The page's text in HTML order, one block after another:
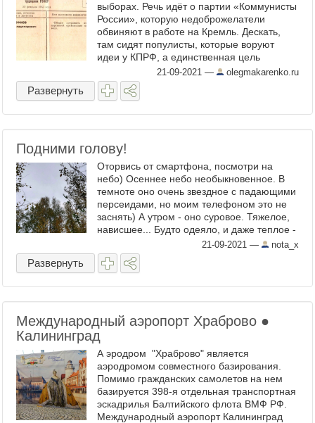
выборах. Речь идёт о партии «Коммунисты
России», которую недоброжелатели
обвиняют в работе на Кремль. Дескать,
там сидят популисты, которые воруют
идеи у КПРФ, а единственная цель
существования этой партии — оттянуть
голоса у «настоящих» ...
21-09-2021 — olegmakarenko.ru
Развернуть
Подними голову!
Оторвись от смартфона, посмотри на
небо) Осеннее небо необыкновенное. В
темноте оно очень звездное с падающими
персеидами, но моим телефоном это не
заснять) А утром - оно суровое. Тяжелое,
нависшее... Будто одеяло, и даже теплое -
но такое, с полу. Тебе будет тепло... Но
надо ...
21-09-2021 — nota_x
Развернуть
Международный аэропорт Храброво ●
Калининград
А эродром "Храброво" является
аэродромом совместного базирования.
Помимо гражданских самолетов на нем
базируется 398-я отдельная транспортная
эскадрилья Балтийского флота ВМФ РФ.
Международный аэропорт Калининград